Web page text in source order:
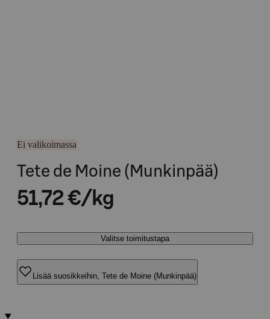
Ei valikoimassa
Tete de Moine (Munkinpää)
51,72 €/kg
Valitse toimitustapa
Lisää suosikkeihin, Tete de Moine (Munkinpää)